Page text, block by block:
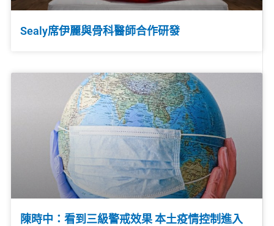
Sealy席伊麗與骨科醫師合作研發
陳時中：看到三級警戒效果 本土疫情控制進入